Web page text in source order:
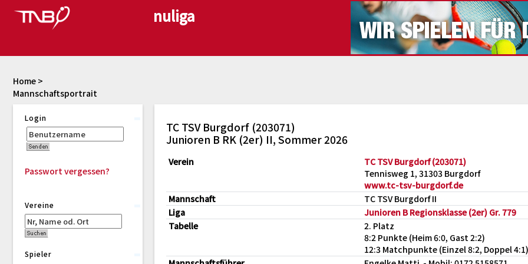
Mannschaftsportrait
Home >
Login
Passwort vergessen?
Vereine
Spieler
TC TSV Burgdorf (203071)
Junioren B RK (2er) II, Sommer 2026
Verein
TC TSV Burgdorf (203071)
Tennisweg 1, 31303 Burgdorf
www.tc-tsv-burgdorf.de
Mannschaft
TC TSV Burgdorf II
Liga
Junioren B Regionsklasse (2er) Gr. 779
Tabelle
2. Platz
8:2 Punkte (Heim 6:0, Gast 2:2)
12:3 Matchpunkte (Einzel 8:2, Doppel 4:1)